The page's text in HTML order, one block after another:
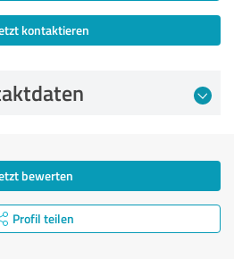
kontaktieren
bewerten
Profil teilen